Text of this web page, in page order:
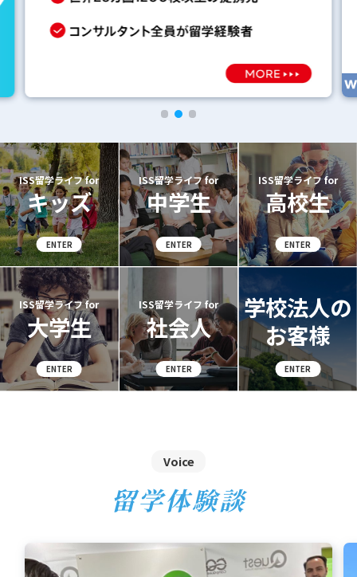
ISS留学ライフ for
キッズ
ISS留学ライフ for
中学生
ISS留学ライフ for
高校生
ISS留学ライフ for
大学生
ISS留学ライフ for
社会人
学校法人の
お客様
Voice
留学体験談